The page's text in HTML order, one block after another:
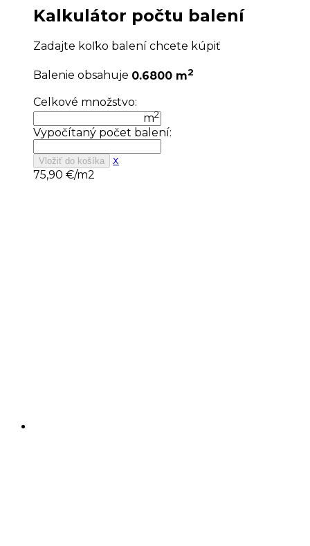
Kalkulátor počtu balení
Zadajte koľko balení chcete kúpiť
Balenie obsahuje 0.6800 m2
Celkové množstvo:
m2
Vypočítaný počet balení:
Vložiť do košíka
x
75,90 €/m2